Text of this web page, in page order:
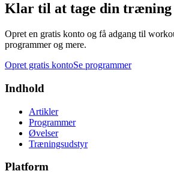
Klar til at tage din træning
Opret en gratis konto og få adgang til
programmer og mere.
Opret gratis kontoSe programmer
Indhold
Artikler
Programmer
Øvelser
Træningsudstyr
Platform